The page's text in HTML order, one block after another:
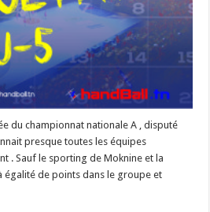
du championnat nationale A , disputé
presque toutes les équipes
. Sauf le sporting de Moknine et la
égalité de points dans le groupe et